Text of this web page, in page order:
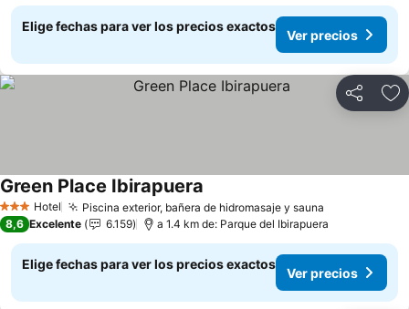
Elige fechas para ver los precios exactos
Ver precios
Compartir
3 Estrellas
Hotel Piscina exterior, bañera de hidromasaje y sauna
Green Place Ibirapuera
8,6 Excelente 6.159 a 1.4 km de: Parque del Ibirapuera
Elige fechas para ver los precios exactos
Ver precios